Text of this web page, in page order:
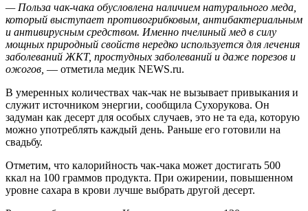
— Польза чак-чака обусловлена наличием натурального меда,
который выступает противогрибковым, антибактериальным
и антивирусным средством. Именно пчелиный мед в силу
мощных природный свойств нередко используется для лечения
заболеваний ЖКТ, простудных заболеваний и даже порезов и
ожогов, — отметила медик NEWS.ru.
В умеренных количествах чак-чак не вызывает привыкания и
служит источником энергии, сообщила Сухорукова. Он
задуман как десерт для особых случаев, это не та еда, которую
можно употреблять каждый день. Раньше его готовили на
свадьбу.
Отметим, что калорийность чак-чака может достигать 500
ккал на 100 граммов продукта. При ожирении, повышенном
уровне сахара в крови лучше выбрать другой десерт.